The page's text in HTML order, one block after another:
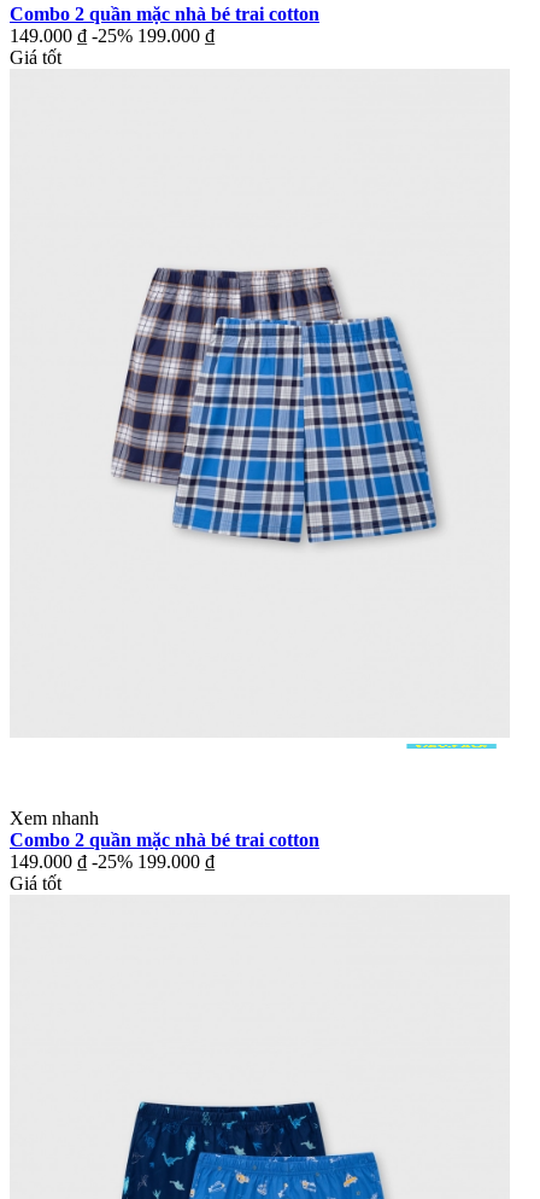
Combo 2 quần mặc nhà bé trai cotton
149.000 ₫ -25% 199.000 ₫
Giá tốt
Xem nhanh
Combo 2 quần mặc nhà bé trai cotton
149.000 ₫ -25% 199.000 ₫
Giá tốt